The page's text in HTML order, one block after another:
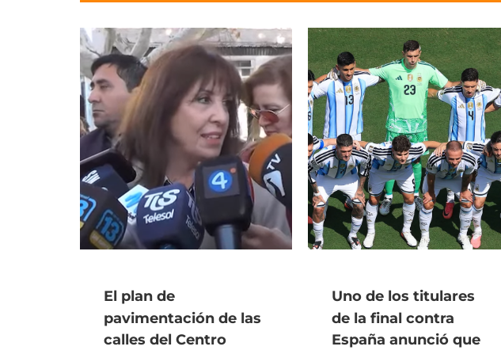
El plan de
pavimentación de las
calles del Centro
Uno de los titulares
de la final contra
España anunció que